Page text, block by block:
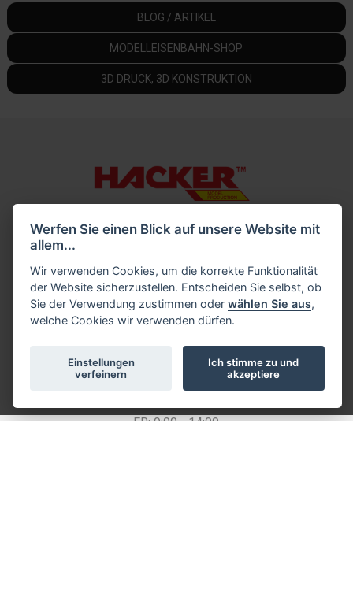
BLOG / ARTIKEL
MODELLEISENBAHN-SHOP
3D DRUCK, 3D KONSTRUKTION
+420 313 564 381
shop@hacker-model.com
Hacker Model Production a.s.
Zahradní 465, 270 54 Řevničov ( Karte
ID NUMMER: 63271532, Ust-IdNr: CZ63271532
ÖFFNUNGSZEITEN
FR: 9:00 - 14:00
Werfen Sie einen Blick auf unsere Website mit
allem...
Wir verwenden Cookies, um die korrekte Funktionalität
der Website sicherzustellen. Entscheiden Sie selbst, ob
Sie der Verwendung zustimmen oderwählen Sie aus,
welche Cookies wir verwenden dürfen.
Ich stimme zu und
akzeptiere
Einstellungen
verfeinern